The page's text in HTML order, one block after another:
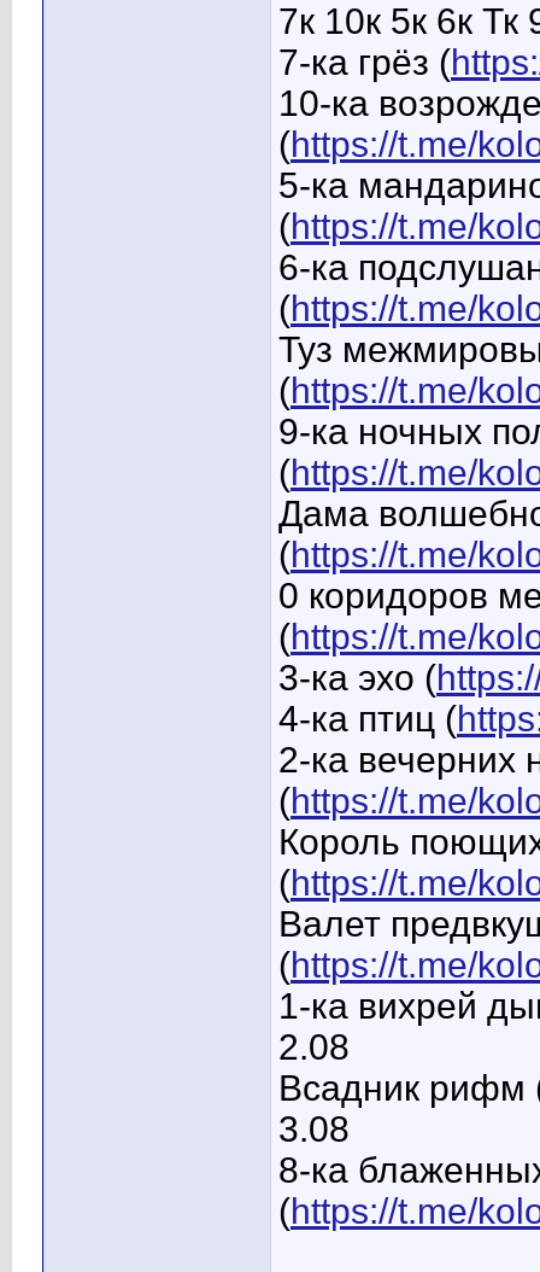
7к 10к 5к 6к Тк
7-ка грёз (
10-ка
(https://t.me/
5-ка
(https://t.me/
6-ка
(https://t.me/
Туз
(https://t.me/
9-ка ночных
(https://t.me/
Дама
(https://t.me/
0 коридоров
(https://t.me/
3-ка эхо (
4-ка птиц (
2-ка вечерних
(https://t.me/
Король
(https://t.me/
Валет
(https://t.me/
1-ка вихрей
2.08
Всадник рифм
3.08
8-ка
(https://t.me/